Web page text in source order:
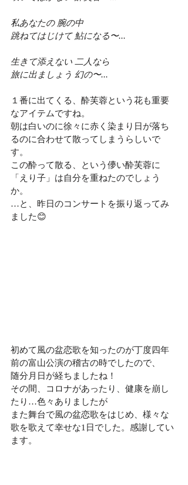
私あなたの 腕の中
跳ねてはじけて 鮎になる〜...
生きて添えない 二人なら
旅に出ましょう 幻の〜...
１番に出てくる、酔芙蓉という花も重要
なアイテムですね。
朝は白いのに徐々に赤く染まり日が落ち
るのに合わせて散ってしまうらしいで
す。
この酔って散る、という儚い酔芙蓉に
「えり子」は自分を重ねたのでしょう
か。
…と、昨日のコンサートを振り返ってみ
ました😊
初めて風の盆恋歌を知ったのが丁度四年
前の富山公演の稽古の時でしたので、
随分月日が経ちましたね！
その間、コロナがあったり、健康を崩し
たり…色々ありましたが
また舞台で風の盆恋歌をはじめ、様々な
歌を歌えて幸せな1日でした。感謝してい
ます。